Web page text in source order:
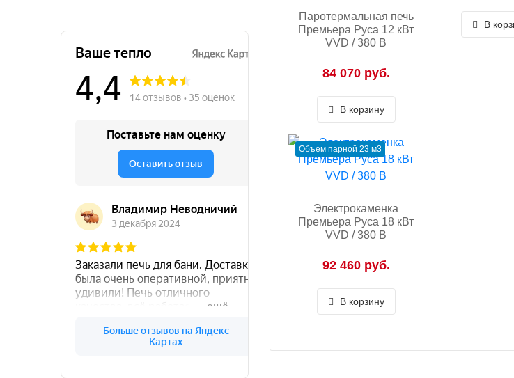
Паротермальная печь
Премьера Руса 12 кВт
VVD / 380 В
84 070 руб.
В корзину
В
Объем парной 23 м3
Электрокаменка
Премьера Руса 18 кВт
VVD / 380 В
92 460 руб.
В корзину